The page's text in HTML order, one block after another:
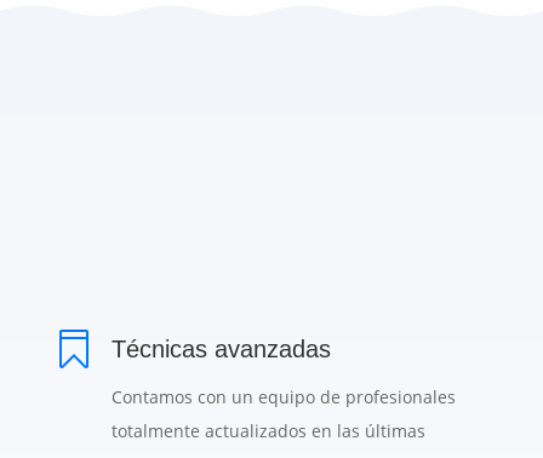
 Técnicas avanzadas
Contamos con un equipo de profesionales
totalmente actualizados en las últimas